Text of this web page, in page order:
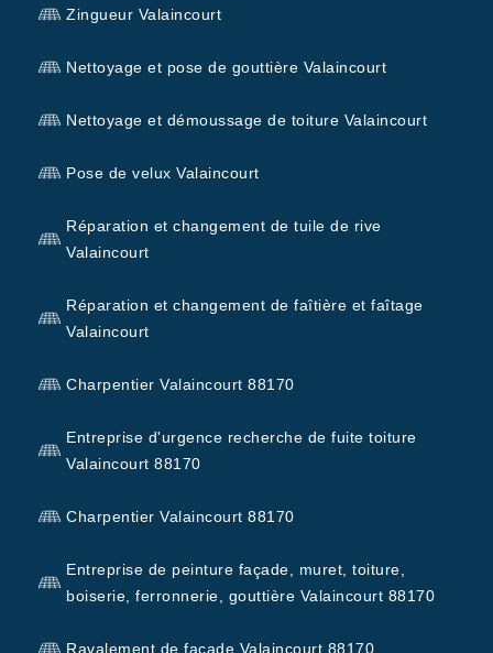
Zingueur Valaincourt
Nettoyage et pose de gouttière Valaincourt
Nettoyage et démoussage de toiture Valaincourt
Pose de velux Valaincourt
Réparation et changement de tuile de rive
Valaincourt
Réparation et changement de faîtière et faîtage
Valaincourt
Charpentier Valaincourt 88170
Entreprise d'urgence recherche de fuite toiture
Valaincourt 88170
Charpentier Valaincourt 88170
Entreprise de peinture façade, muret, toiture,
boiserie, ferronnerie, gouttière Valaincourt 88170
Ravalement de façade Valaincourt 88170